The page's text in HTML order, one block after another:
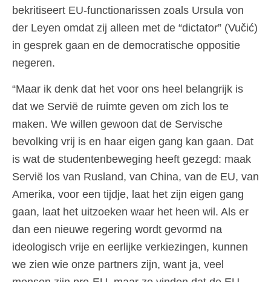
bekritiseert EU-functionarissen zoals Ursula von
der Leyen omdat zij alleen met de “dictator” (Vučić)
in gesprek gaan en de democratische oppositie
negeren.
“Maar ik denk dat het voor ons heel belangrijk is
dat we Servië de ruimte geven om zich los te
maken. We willen gewoon dat de Servische
bevolking vrij is en haar eigen gang kan gaan. Dat
is wat de studentenbeweging heeft gezegd: maak
Servië los van Rusland, van China, van de EU, van
Amerika, voor een tijdje, laat het zijn eigen gang
gaan, laat het uitzoeken waar het heen wil. Als er
dan een nieuwe regering wordt gevormd na
ideologisch vrije en eerlijke verkiezingen, kunnen
we zien wie onze partners zijn, want ja, veel